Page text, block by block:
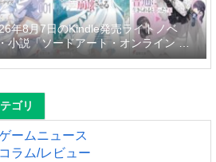
年8月7日のKindle発売ライトノベ
小説「ソードアート・オンライン マ
アル1 シュガーリィ・デイズ」「デス
ムに巻き込まれた山本さん、気ままに
1：5の世界でも普通に生きられると思
？6 ～激重感情な彼女たちが無自覚男
翻弄されたら～」など
ゴリ
ームニュース
コラム/レビュー